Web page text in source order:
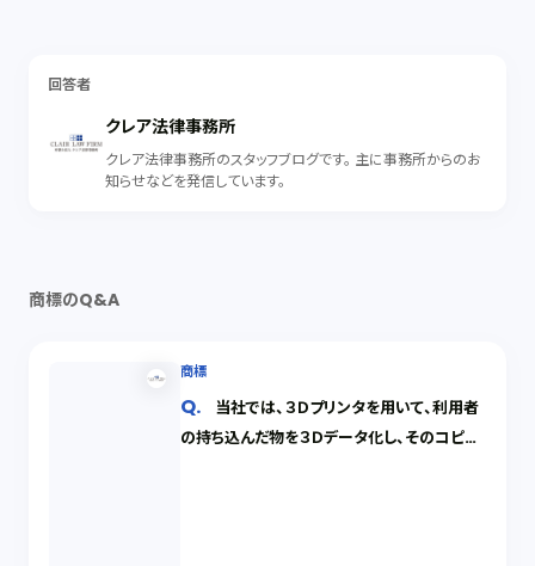
回答者
クレア法律事務所
クレア法律事務所のスタッフブログです。 主に事務所からのお
知らせなどを発信しています。
商標のQ&A
商標
当社では、３Ｄプリンタを用いて、利用者
の持ち込んだ物を３Ｄデータ化し、そのコピー